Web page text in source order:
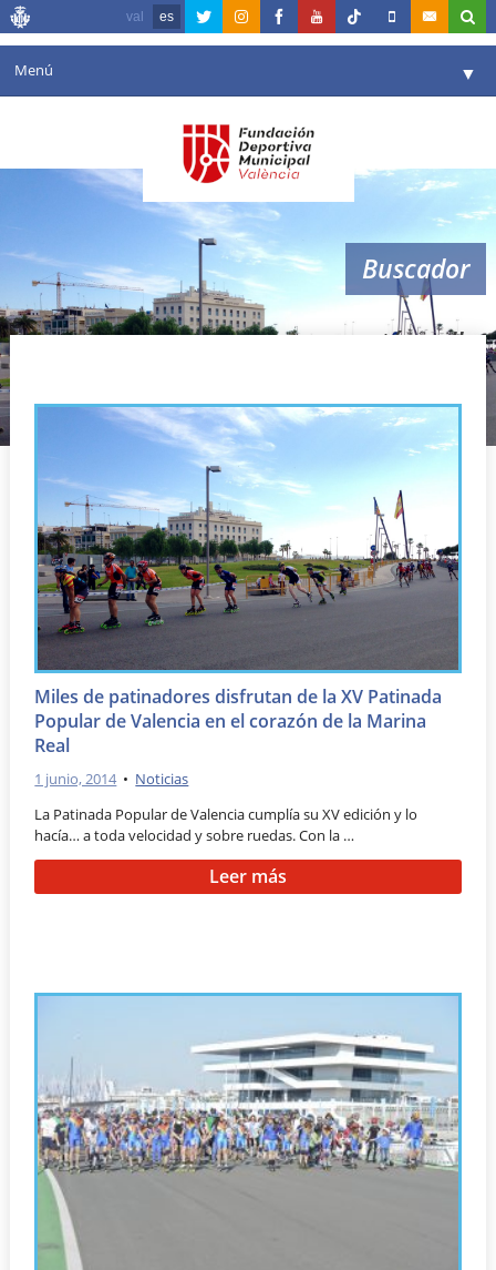
val es
Menú ▼
Agenda
▼
Comunicación ▼
Valencia en deporte
Buscador
maratón roller
Miles de patinadores disfrutan de la XV Patinada
Popular de Valencia en el corazón de la Marina
Real
1 junio, 2014 • Noticias
La Patinada Popular de Valencia cumplía su XV edición y lo
hacía… a toda velocidad y sobre ruedas. Con la …
Leer más